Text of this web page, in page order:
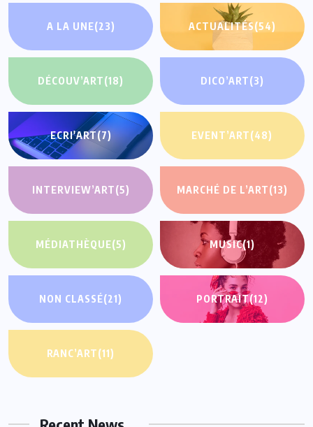
A LA UNE(23) ACTUALITÉS(54)
DÉCOUV’ART(18) DICO’ART(3)
ECRI'ART(7) EVENT’ART(48)
INTERVIEW’ART(5) MARCHÉ DE L’ART(13)
MÉDIATHÈQUE(5) MUSIC(1)
NON CLASSÉ(21) PORTRAIT(12)
RANC’ART(11)